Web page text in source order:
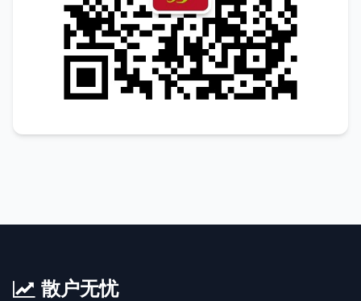
散户无忧